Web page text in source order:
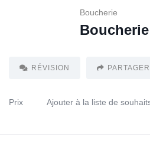
Boucherie
RÉVISION PARTAGER
Prix Ajouter à la liste de